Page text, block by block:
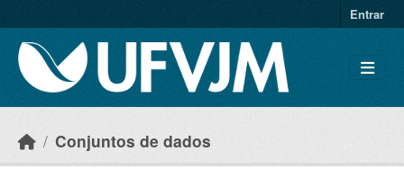
Entrar
Conjuntos de dados